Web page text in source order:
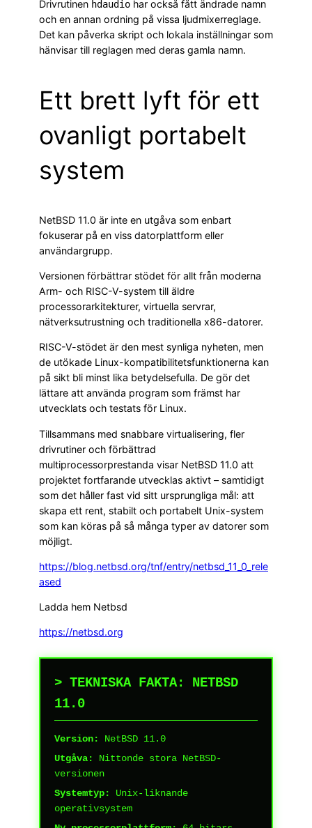
Drivrutinen hdaudio har också fått ändrade namn
och en annan ordning på vissa ljudmixerreglage.
Det kan påverka skript och lokala inställningar som
hänvisar till reglagen med deras gamla namn.
Ett brett lyft för ett
ovanligt portabelt
system
NetBSD 11.0 är inte en utgåva som enbart
fokuserar på en viss datorplattform eller
användargrupp.
Versionen förbättrar stödet för allt från moderna
Arm- och RISC-V-system till äldre
processorarkitekturer, virtuella servrar,
nätverksutrustning och traditionella x86-datorer.
RISC-V-stödet är den mest synliga nyheten, men
de utökade Linux-kompatibilitetsfunktionerna kan
på sikt bli minst lika betydelsefulla. De gör det
lättare att använda program som främst har
utvecklats och testats för Linux.
Tillsammans med snabbare virtualisering, fler
drivrutiner och förbättrad
multiprocessorprestanda visar NetBSD 11.0 att
projektet fortfarande utvecklas aktivt – samtidigt
som det håller fast vid sitt ursprungliga mål: att
skapa ett rent, stabilt och portabelt Unix-system
som kan köras på så många typer av datorer som
möjligt.
https://blog.netbsd.org/tnf/entry/netbsd_11_0_rele
ased
Ladda hem Netbsd
https://netbsd.org
> TEKNISKA FAKTA: NETBSD
11.0
Version:
NetBSD 11.0
Utgåva:
Nittonde stora NetBSD-
versionen
Systemtyp:
Unix-liknande
operativsystem